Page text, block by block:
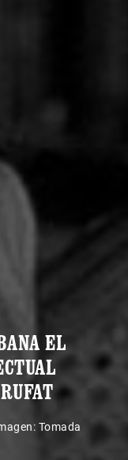
EL
Tomada